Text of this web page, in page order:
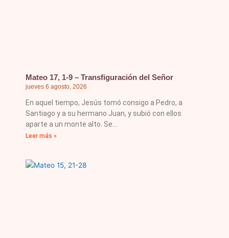
Mateo 17, 1-9 – Transfiguración del Señor
jueves 6 agosto, 2026
En aquel tiempo, Jesús tomó consigo a Pedro, a
Santiago y a su hermano Juan, y subió con ellos
aparte a un monte alto. Se
Leer más »